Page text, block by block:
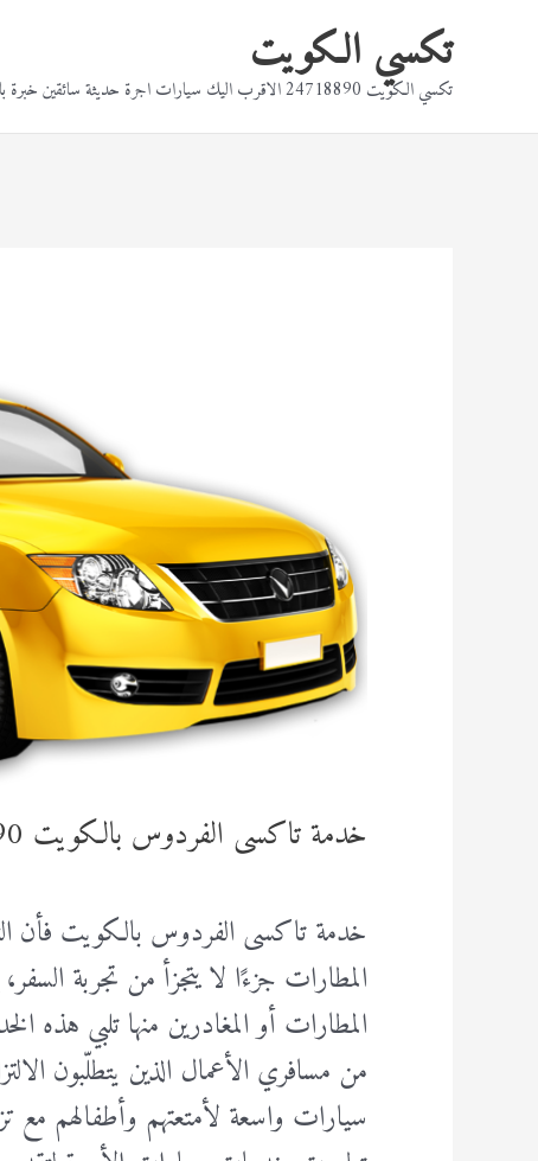
تكسي الكويت
تكسي الكويت 24718890 الاقرب اليك سيارات اجرة حديثة سائقين خبرة بالقيادة تكاسي بالقرب منك
خدمة تاكسى الفردوس بالكويت 24718890
خدمة تاكسى الفردوس بالكويت فأن
المطارات جزءًا لا يتجزأ من تجربة
المطارات أو المغادرين منها تلبي هذه
من مسافري الأعمال الذين يتطلّبون
سيارات واسعة لأمتعتهم وأطفالهم